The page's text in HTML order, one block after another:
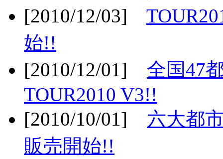
[2010/12/03]
始!!
[2010/12/01] 全国47
TOUR2010 V3!!
[2010/10/01] 六大都
販売開始!!